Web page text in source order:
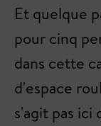
Et quelque
pour cinq
dans cette
d'espace
s'agit pas ici